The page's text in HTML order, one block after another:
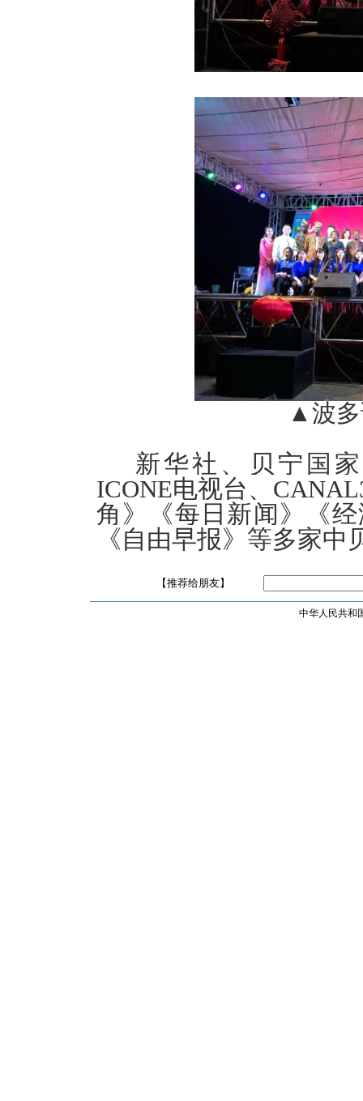
▲波多
新华社、贝宁国
ICONE电视台、
角》《每日新闻》《
《自由早报》等多家
【推荐给朋友】
中华人民共和